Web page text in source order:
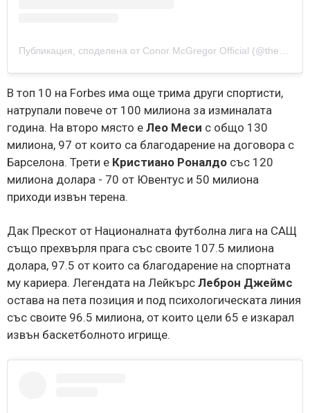
В топ 10 на Forbes има още трима други спортисти,
натрупали повече от 100 милиона за изминалата
година. На второ място е Лео Меси с общо 130
милиона, 97 от които са благодарение на договора с
Барселона. Трети е Кристиано Роналдо със 120
милиона долара - 70 от Ювентус и 50 милиона
приходи извън терена.
Дак Прескот от Националната футболна лига на САЩ
също прехвърля прага със своите 107.5 милиона
долара, 97.5 от които са благодарение на спортната
му кариера. Легендата на Лейкърс Леброн Джеймс
остава на пета позиция и под психологическата линия
със своите 96.5 милиона, от които цели 65 е изкарал
извън баскетболното игрище.